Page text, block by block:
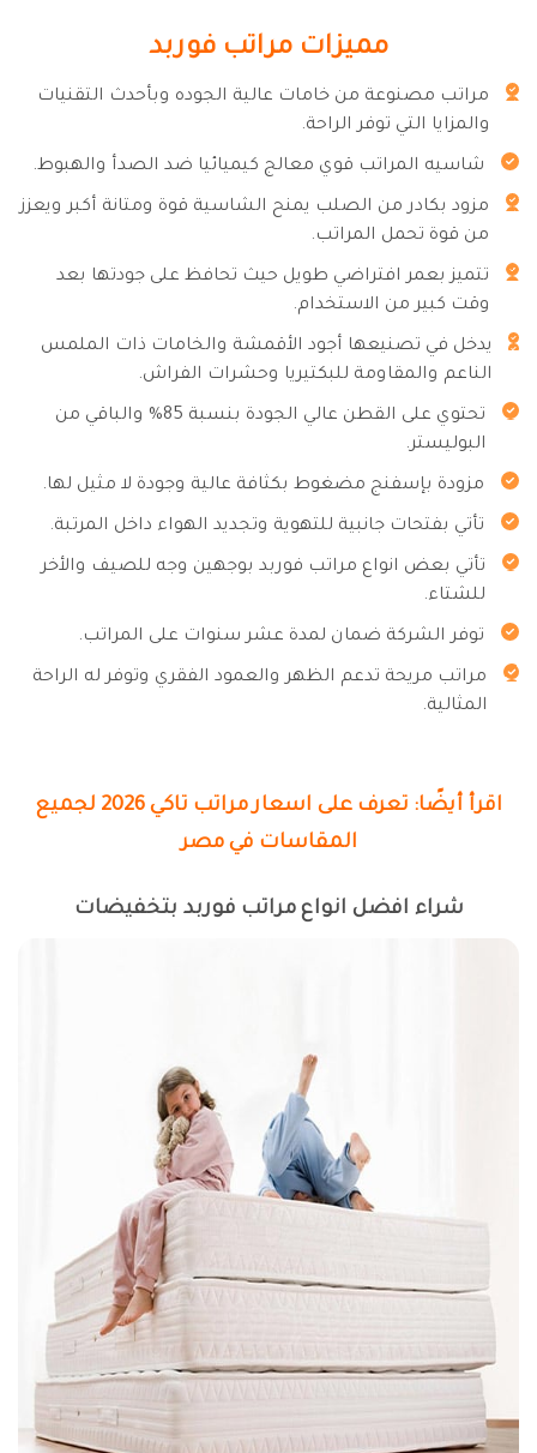
مميزات مراتب فوربد
مراتب مصنوعة من خامات عالية الجوده وبأحدث التقنيات
والمزايا التي توفر الراحة.
شاسيه المراتب قوي معالج كيميائيا ضد الصدأ والهبوط.
مزود بكادر من الصلب يمنح الشاسية قوة ومتانة أكبر ويعزز
من قوة تحمل المراتب.
تتميز بعمر افتراضي طويل حيث تحافظ على جودتها بعد
وقت كبير من الاستخدام.
يدخل في تصنيعها أجود الأقمشة والخامات ذات الملمس
الناعم والمقاومة للبكتيريا وحشرات الفراش.
تحتوي على القطن عالي الجودة بنسبة 85% والباقي من
البوليستر.
مزودة بإسفنج مضغوط بكثافة عالية وجودة لا مثيل لها.
تأتي بفتحات جانبية للتهوية وتجديد الهواء داخل المرتبة.
تأتي بعض انواع مراتب فوربد بوجهين وجه للصيف والأخر
للشتاء.
توفر الشركة ضمان لمدة عشر سنوات على المراتب.
مراتب مريحة تدعم الظهر والعمود الفقري وتوفر له الراحة
المثالية.
اقرأ أيضًا: تعرف على اسعار مراتب تاكي 2026 لجميع
المقاسات في مصر
شراء افضل انواع مراتب فوربد بتخفيضات